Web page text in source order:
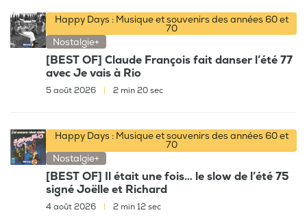
Happy Days : Musique et souvenirs des années 60 et
70
Nostalgie+
[BEST OF] Claude François fait danser l’été 77
avec Je vais à Rio
5 août 2026 2 min 20 sec
Happy Days : Musique et souvenirs des années 60 et
70
Nostalgie+
[BEST OF] Il était une fois… le slow de l’été 75
signé Joëlle et Richard
4 août 2026 2 min 12 sec